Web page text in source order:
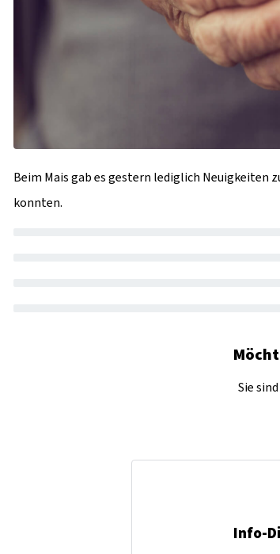
Beim Mais gab es gestern lediglich
konnten.
Sie
Info-